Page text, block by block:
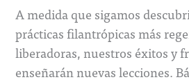
A medida que sigamos
prácticas filantrópicas más
liberadoras, nuestros éxitos y
enseñarán nuevas lecciones.